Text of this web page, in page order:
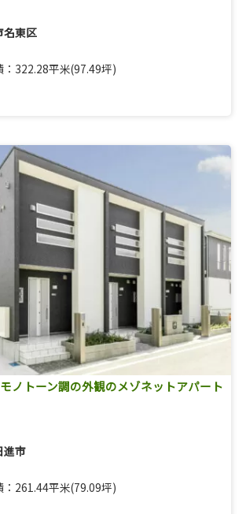
名東区
：322.28平米(97.49坪)
ノトーン調の外観のメゾネットアパート
進市
：261.44平米(79.09坪)